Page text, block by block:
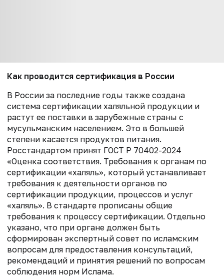
Как проводится сертификация в России
В России за последние годы также создана
система сертификации халяльной продукции и
растут ее поставки в зарубежные страны с
мусульманским населением. Это в большей
степени касается продуктов питания.
Росстандартом принят ГОСТ Р 70402-2024
«Оценка соответствия. Требования к органам по
сертификации «халяль», который устанавливает
требования к деятельности органов по
сертификации продукции, процессов и услуг
«халяль». В стандарте прописаны общие
требования к процессу сертификации. Отдельно
указано, что при органе должен быть
сформирован экспертный совет по исламским
вопросам для предоставления консультаций,
рекомендаций и принятия решений по вопросам
соблюдения норм Ислама.